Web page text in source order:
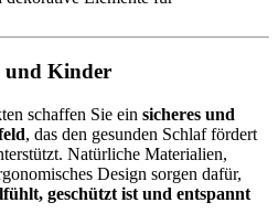
und Kinder
schaffen Sie ein sicheres und
, das den gesunden Schlaf fördert
Natürliche Materialien,
Design sorgen dafür,
geschützt ist und entspannt